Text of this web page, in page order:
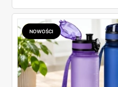
znalazłam, z cenami i terminami.
NOWOŚCI